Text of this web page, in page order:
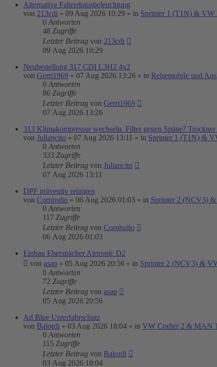
Alternative Fahrerhausbeleuchtung
von 213cdi » 09 Aug 2026 10:29 » in Sprinter 1 (T1N) & VW
0 Antworten
48 Zugriffe
Letzter Beitrag von 213cdi
09 Aug 2026 10:29
Neubestellung 317 CDI L3H2 4x2
von Gerri1969 » 07 Aug 2026 13:26 » in Reisemobile und
0 Antworten
86 Zugriffe
Letzter Beitrag von Gerri1969
07 Aug 2026 13:26
313 Klimakompressor wechseln. Filter gegen Späne?
von Juliancito » 07 Aug 2026 13:11 » in Sprinter 1 (T1N) &
0 Antworten
333 Zugriffe
Letzter Beitrag von Juliancito
07 Aug 2026 13:11
DPF präventiv reinigen
von Cornhulio » 06 Aug 2026 01:03 » in Sprinter 2 (NCV3)
0 Antworten
117 Zugriffe
Letzter Beitrag von Cornhulio
06 Aug 2026 01:03
Einbau Eberspächer Airtronic D2
von asap » 05 Aug 2026 20:56 » in Sprinter 2 (NCV3) &
0 Antworten
72 Zugriffe
Letzter Beitrag von asap
05 Aug 2026 20:56
Ad Blue Unterfahrschutz
von Balordi » 03 Aug 2026 18:04 » in VW Crafter 2 & MAN
0 Antworten
115 Zugriffe
Letzter Beitrag von Balordi
03 Aug 2026 18:04